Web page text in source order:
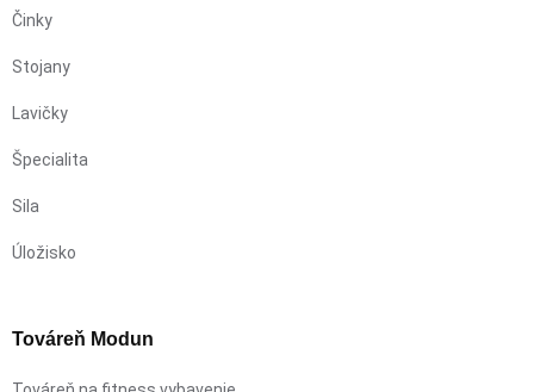
Činky
Stojany
Lavičky
Špecialita
Sila
Úložisko
Továreň Modun